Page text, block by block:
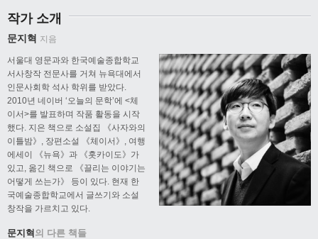
작가 소개
문지혁 지음
서울대 영문과와 한국예술종합학교
서사창작 전문사를 거쳐 뉴욕대에서
인문사회학 석사 학위를 받았다.
2010년 네이버 ‘오늘의 문학’에 <체
이서>를 발표하며 작품 활동을 시작
했다. 지은 책으로 소설집 《사자와의
이틀밤》, 장편소설 《체이서》, 여행
에세이 《뉴욕》과 《홋카이도》가
있고, 옮긴 책으로 《끌리는 이야기는
어떻게 쓰는가》 등이 있다. 현재 한
국예술종합학교에서 글쓰기와 소설
창작을 가르치고 있다.
문지혁 의 다른 책들